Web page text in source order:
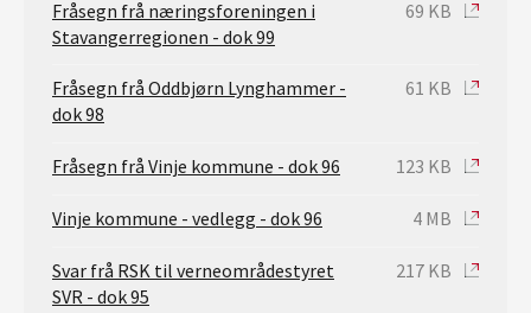
Fråsegn frå næringsforeningen i
Stavangerregionen - dok 99
69 KB
Fråsegn frå Oddbjørn Lynghammer -
dok 98
61 KB
Fråsegn frå Vinje kommune - dok 96 123 KB
Vinje kommune - vedlegg - dok 96 4 MB
Svar frå RSK til verneområdestyret
SVR - dok 95
217 KB